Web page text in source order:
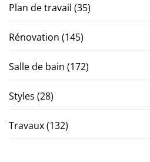
Plan de travail (35)
Rénovation (145)
Salle de bain (172)
Styles (28)
Travaux(132)